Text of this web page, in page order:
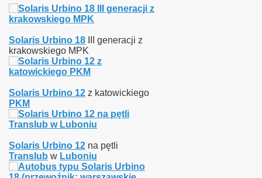
Solaris Urbino 18 III generacji z
krakowskiego MPK
Solaris Urbino 12 z katowickiego
PKM
Solaris Urbino 12 na pętli
Translub w Luboniu